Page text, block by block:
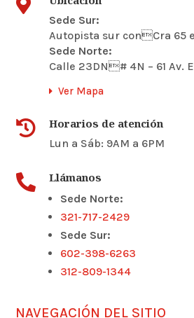

Sede Sur:
Autopista sur conCra 65
Sede Norte:
Calle 23DN# 4N – 61 Av.
Ver Mapa
 Horarios de atención
Lun a Sáb: 9AM a 6PM
 Llámanos
Sede Norte:
321-717-2429
Sede Sur:
602-398-6263
312-809-1344
NAVEGACIÓN DEL SITIO